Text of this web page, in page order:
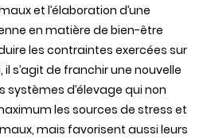
et l’élaboration d’une
en matière de bien-être
les contraintes exercées sur
il s’agit de franchir une nouvelle
systèmes d’élevage qui non
les sources de stress et
mais favorisent aussi leurs